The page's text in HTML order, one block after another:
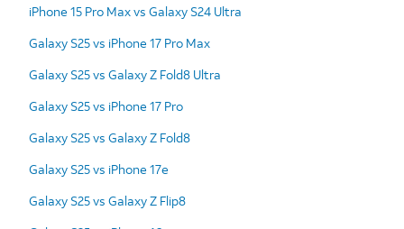
iPhone 15 Pro Max vs Galaxy S24 Ultra
Galaxy S25 vs iPhone 17 Pro Max
Galaxy S25 vs Galaxy Z Fold8 Ultra
Galaxy S25 vs iPhone 17 Pro
Galaxy S25 vs Galaxy Z Fold8
Galaxy S25 vs iPhone 17e
Galaxy S25 vs Galaxy Z Flip8